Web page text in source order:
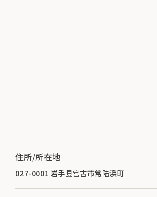
住所/所在地
027-0001 岩手县宫古市常陆浜町